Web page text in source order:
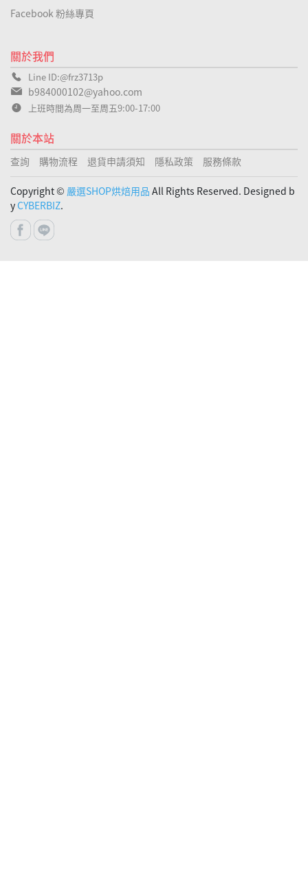
關於我們
Line ID:@frz3713p
b984000102@yahoo.com
上班時間為周一至周五9:00-17:00
關於本站
查詢 購物流程 退貨申請須知 隱私政策 服務條款
Facebook 粉絲專頁
Copyright © 嚴選SHOP烘焙用品 All Rights Reserved. Designed b
yCYBERBIZ.